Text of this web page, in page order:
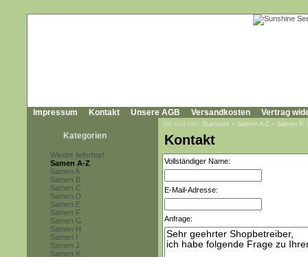
Impressum Kontakt Unsere AGB Versandkosten Vertrag
Kategorien
Wieder lieferbar!
Samen A-Z
Samen A
Samen B
Samen C
Samen D
Samen E
Samen F
Samen G
Samen H
Samen I
Samen J
Samen K
Sie sind hier: Startseite » Samen A-Z » Samen R
Kontakt
Vollständiger Name:
E-Mail-Adresse:
Anfrage: